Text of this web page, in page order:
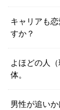
キャリアも
すか？
よほどの人
体。
男性が追い